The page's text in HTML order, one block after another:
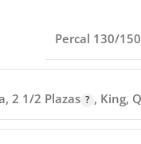
Percal 130/
, 2 1/2 Plazas , King,